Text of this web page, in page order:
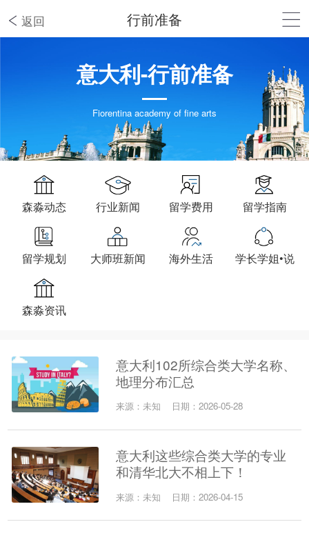
返回 行前准备
意大利-行前准备
Fiorentina academy of fine arts
森淼动态 行业新闻 留学费用 留学指南
留学规划 大师班新闻 海外生活 学长学姐•说
森淼资讯
意大利102所综合类大学名称、
地理分布汇总
来源：未知 日期：2026-05-28
意大利这些综合类大学的专业
和清华北大不相上下！
来源：未知 日期：2026-04-15